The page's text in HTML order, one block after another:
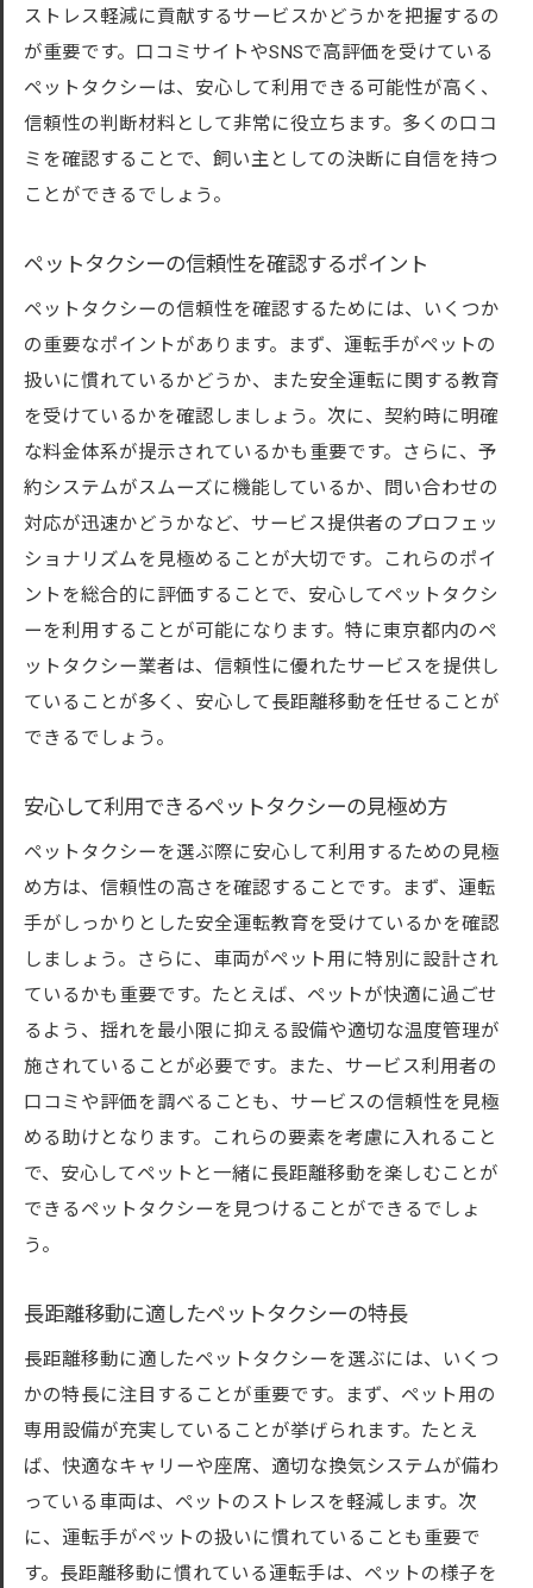
リラックスできる車内環境の整え方
ストレスフリーな移動のための工夫
ペットの個性に合わせたサービス選び
安心して預けられるタクシーの条件
安全運転教育が施されたペットタクシーの見極
安全運転講習を受けたドライバーの特徴
安全教育が行き届いた業者の見つけ方
事故を未然に防ぐタクシー選びのポイント
信頼できるドライバーの条件とは
安全運転を徹底するタクシーサービス
東京都内で信頼できるペットタクシーの特徴と
は
信頼性の高いペットタクシーの探し方
安心して利用できるサービスのポイント
ペット愛好家に選ばれる理由
利用者の声を参考にした選び方
長時間の移動でも安心して任せられるペットタ
クシー
快適な長距離移動を提供するタクシー
長時間移動に適したペットタクシーの選び
方
ペットの疲労を軽減するサービス
快適さを追求したペットタクシーの魅力
ストレス軽減に貢献するサービスかどうかを把握するの
が重要です。口コミサイトやSNSで高評価を受けている
ペットタクシーは、安心して利用できる可能性が高く、
信頼性の判断材料として非常に役立ちます。多くの口コ
ミを確認することで、飼い主としての決断に自信を持つ
ことができるでしょう。
ペットタクシーの信頼性を確認するポイント
ペットタクシーの信頼性を確認するためには、いくつか
の重要なポイントがあります。まず、運転手がペットの
扱いに慣れているかどうか、また安全運転に関する教育
を受けているかを確認しましょう。次に、契約時に明確
な料金体系が提示されているかも重要です。さらに、予
約システムがスムーズに機能しているか、問い合わせの
対応が迅速かどうかなど、サービス提供者のプロフェッ
ショナリズムを見極めることが大切です。これらのポイ
ントを総合的に評価することで、安心してペットタクシ
ーを利用することが可能になります。特に東京都内のペ
ットタクシー業者は、信頼性に優れたサービスを提供し
ていることが多く、安心して長距離移動を任せることが
できるでしょう。
安心して利用できるペットタクシーの見極め方
ペットタクシーを選ぶ際に安心して利用するための見極
め方は、信頼性の高さを確認することです。まず、運転
手がしっかりとした安全運転教育を受けているかを確認
しましょう。さらに、車両がペット用に特別に設計され
ているかも重要です。たとえば、ペットが快適に過ごせ
るよう、揺れを最小限に抑える設備や適切な温度管理が
施されていることが必要です。また、サービス利用者の
口コミや評価を調べることも、サービスの信頼性を見極
める助けとなります。これらの要素を考慮に入れること
で、安心してペットと一緒に長距離移動を楽しむことが
できるペットタクシーを見つけることができるでしょ
う。
長距離移動に適したペットタクシーの特長
長距離移動に適したペットタクシーを選ぶには、いくつ
かの特長に注目することが重要です。まず、ペット用の
専用設備が充実していることが挙げられます。たとえ
ば、快適なキャリーや座席、適切な換気システムが備わ
っている車両は、ペットのストレスを軽減します。次
に、運転手がペットの扱いに慣れていることも重要で
す。長距離移動に慣れている運転手は、ペットの様子を